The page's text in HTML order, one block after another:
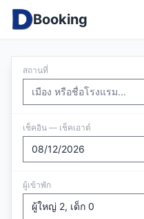
Booking
สถานที่
เช็คอิน — เช็คเอาต์
ผู้เข้าพัก